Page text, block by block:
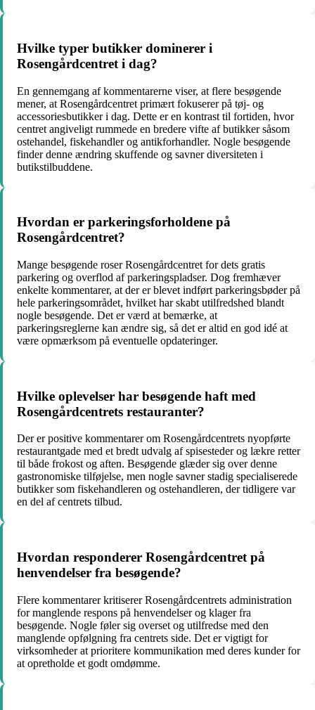
Hvilke typer butikker dominerer i
Rosengårdcentret i dag?
En gennemgang af kommentarerne viser, at flere besøgende
mener, at Rosengårdcentret primært fokuserer på tøj- og
accessoriesbutikker i dag. Dette er en kontrast til fortiden, hvor
centret angiveligt rummede en bredere vifte af butikker såsom
ostehandel, fiskehandler og antikforhandler. Nogle besøgende
finder denne ændring skuffende og savner diversiteten i
butikstilbuddene.
Hvordan er parkeringsforholdene på
Rosengårdcentret?
Mange besøgende roser Rosengårdcentret for dets gratis
parkering og overflod af parkeringspladser. Dog fremhæver
enkelte kommentarer, at der er blevet indført parkeringsbøder på
hele parkeringsområdet, hvilket har skabt utilfredshed blandt
nogle besøgende. Det er værd at bemærke, at
parkeringsreglerne kan ændre sig, så det er altid en god idé at
være opmærksom på eventuelle opdateringer.
Hvilke oplevelser har besøgende haft med
Rosengårdcentrets restauranter?
Der er positive kommentarer om Rosengårdcentrets nyopførte
restaurantgade med et bredt udvalg af spisesteder og lækre retter
til både frokost og aften. Besøgende glæder sig over denne
gastronomiske tilføjelse, men nogle savner stadig specialiserede
butikker som fiskehandleren og ostehandleren, der tidligere var
en del af centrets tilbud.
Hvordan responderer Rosengårdcentret på
henvendelser fra besøgende?
Flere kommentarer kritiserer Rosengårdcentrets administration
for manglende respons på henvendelser og klager fra
besøgende. Nogle føler sig overset og utilfredse med den
manglende opfølgning fra centrets side. Det er vigtigt for
virksomheder at prioritere kommunikation med deres kunder for
at opretholde et godt omdømme.